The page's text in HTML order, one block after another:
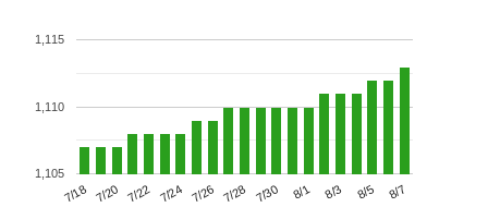
7/18 7/20 7/22 7/24 7/26 7/28 7/30 8/1 8/3 8/5 8/7
1,105
1,110
1,115